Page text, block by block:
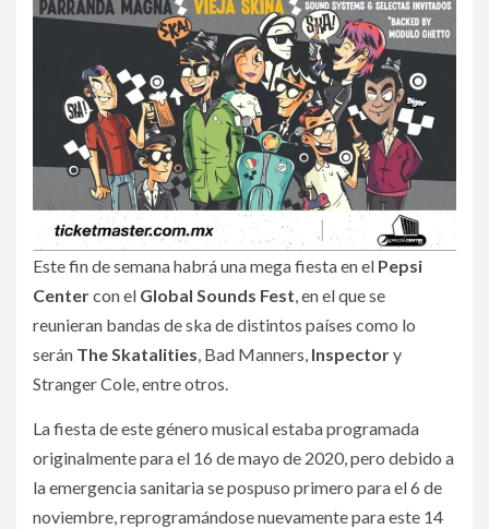
Este fin de semana habrá una mega fiesta en el Pepsi
Centercon el Global Sounds Fest, en el que se
reunieran bandas de ska de distintos países como lo
serán The Skatalities, Bad Manners, Inspectory
Stranger Cole, entre otros.
La fiesta de este género musical estaba programada
originalmente para el 16 de mayo de 2020, pero debido a
la emergencia sanitaria se pospuso primero para el 6 de
noviembre, reprogramándose nuevamente para este 14